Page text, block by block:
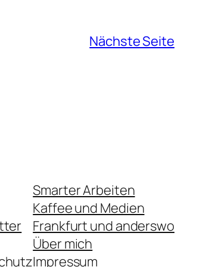
Nächste Seite
Smarter Arbeiten
Kaffee und Medien
Frankfurt und anderswo
Über mich
Impressum